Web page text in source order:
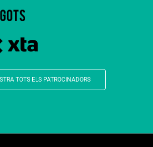
TOTS ELS PATROCINADORS